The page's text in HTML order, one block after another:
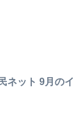
ネット 9月の